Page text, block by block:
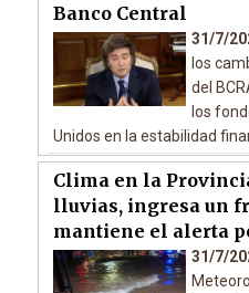
Banco Central
31/7/
los
del
los
Unidos en la estabilidad
Clima en la
lluvias, ingresa un
mantiene el alerta
31/7/